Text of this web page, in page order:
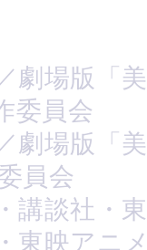
劇場版「
委員会
劇場版「
員会
講談社・
東映アニ